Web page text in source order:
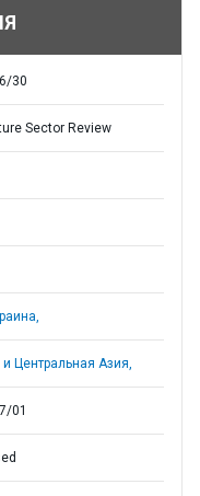
30
Sector Review
и Центральная Азия,
01